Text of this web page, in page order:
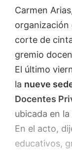
Carmen
organización
corte de
gremio
El último
la nueve
Docentes
ubicada en
En el acto,
educativos,